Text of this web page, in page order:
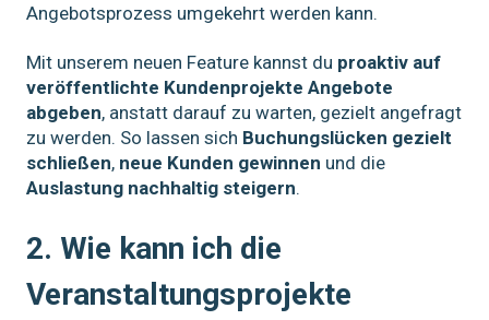
Angebotsprozess umgekehrt werden kann.
Mit unserem neuen Feature kannst du proaktiv auf
veröffentlichte Kundenprojekte Angebote
abgeben, anstatt darauf zu warten, gezielt angefragt
zu werden. So lassen sich Buchungslücken gezielt
schließen, neue Kunden gewinnen und die
Auslastung nachhaltig steigern.
2. Wie kann ich die
Veranstaltungsprojekte